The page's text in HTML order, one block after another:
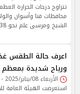
محافظات قنا وأسوان
الشيخ ومرسى علم نحو 38 درجة مئوية.
اعرف حالة الطقس
ورياح شديدة بمعظم
الأربعاء 08/يناير/2025 - 12:31 م
استعرضت الهيئة العامة